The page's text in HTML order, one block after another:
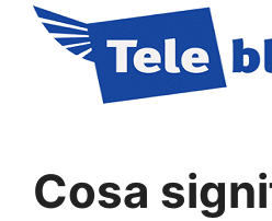
contenuto
Cosa